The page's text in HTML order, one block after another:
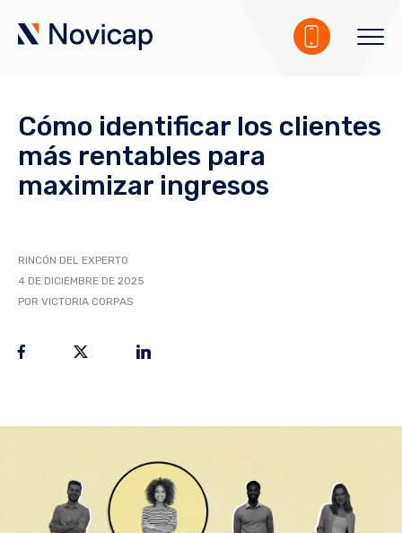
Cómo identificar los clientes
más rentables para
maximizar ingresos
RINCÓN DEL EXPERTO
4 DE DICIEMBRE DE 2025
POR VICTORIA CORPAS